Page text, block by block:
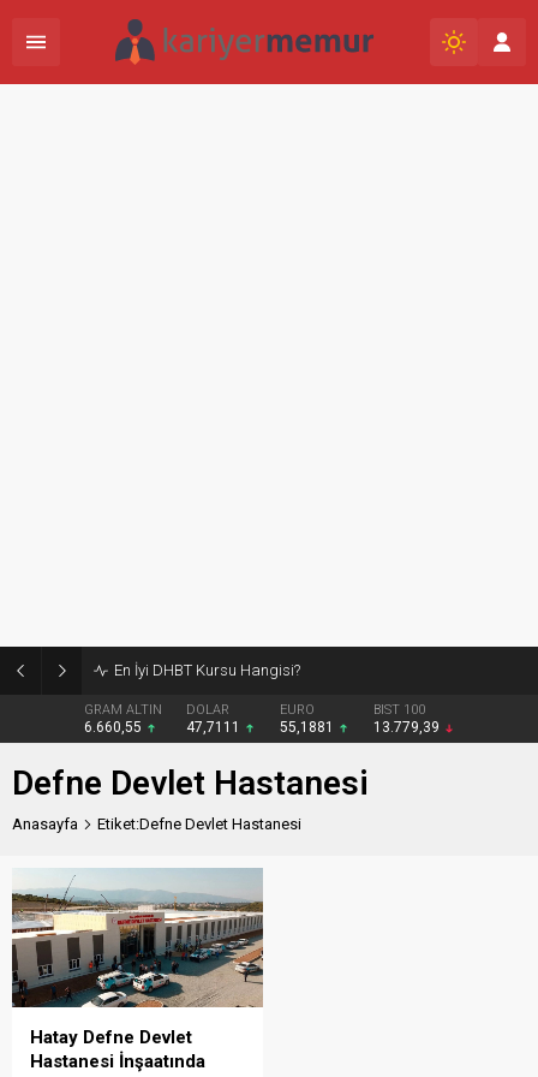
En İyi DHBT Kursu Hangisi?
GRAM ALTIN
6.660,55
DOLAR
47,7111
EURO
55,1881
BIST 100
13.779,39
Defne Devlet Hastanesi
Anasayfa Etiket:Defne Devlet Hastanesi
Hatay Defne Devlet
Hastanesi İnşaatında